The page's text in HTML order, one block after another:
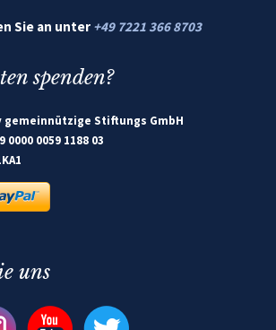
Sie an unter +49 7221 366 8703
spenden?
gemeinnützige Stiftungs GmbH
0000 0059 1188 03
uns